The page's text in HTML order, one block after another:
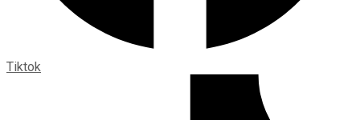
Tiktok